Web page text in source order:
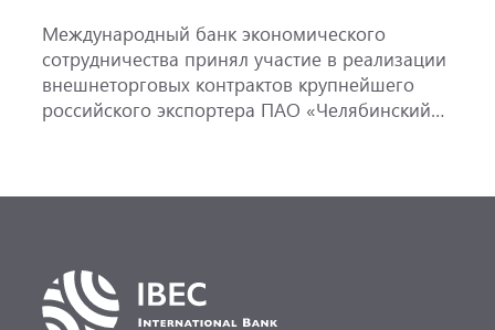
Международный банк экономического
сотрудничества принял участие в реализации
внешнеторговых контрактов крупнейшего
российского экспортера ПАО «Челябинский
трубопрокатный завод»